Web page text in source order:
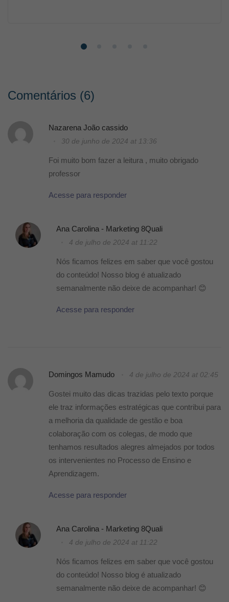
Comentários (6)
Nazarena João cassido
30 de junho de 2024 at 13:36
Foi muito bom fazer a leitura , muito obrigado
professor
Acesse para responder
Ana Carolina - Marketing 8Quali
4 de julho de 2024 at 11:22
Nós ficamos felizes em saber que você gostou
do conteúdo! Nosso blog é atualizado
semanalmente não deixe de acompanhar! 😊
Acesse para responder
Domingos Mamudo 4 de julho de 2024 at 02:45
Gostei muito das dicas trazidas pelo texto porque
ele traz informações estratégicas que contribui para
a melhoria da qualidade de gestão e boa
colaboração com os colegas, de modo que
tenhamos resultados alegres almejados por todos
os intervenientes no Processo de Ensino e
Aprendizagem.
Acesse para responder
Ana Carolina - Marketing 8Quali
4 de julho de 2024 at 11:22
Nós ficamos felizes em saber que você gostou
do conteúdo! Nosso blog é atualizado
semanalmente não deixe de acompanhar! 😊